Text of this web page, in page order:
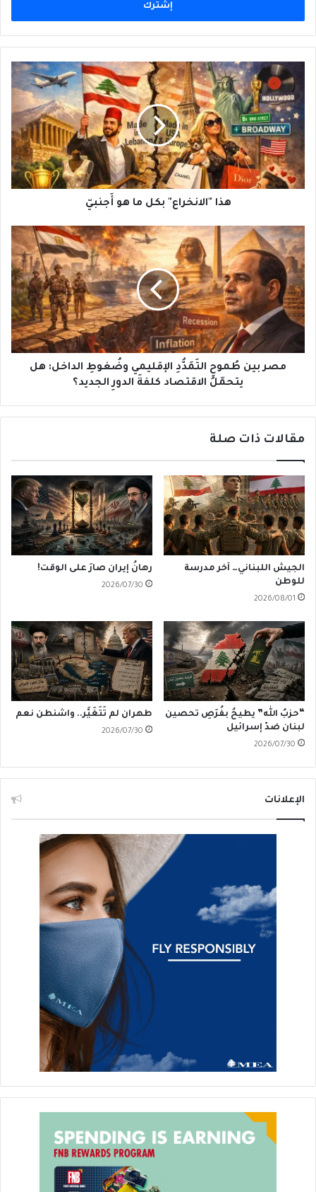
"الانخراع"
بكل
ما
أَجنبيّ
هذا "الانخراع" بكل ما هو أَجنبيّ
مصر
بين
طُموحِ
التَمَدُّدِ
الإقليمي
وضُغوطِ
الداخل:
هل
يتحمّلُ
الاقتصادمصر بين طُموحِ التَمَدُّدِ الإقليمي وضُغوطِ الداخل: هل
يتحمّلُ الاقتصاد كلفةَ الدورِ الجديد؟
مقالات ذات صلة
الجيش اللبناني… آخر مدرسة
للوطن
2026/08/01
رهانُ إيران صارَ على الوقت!
2026/07/30
“حزبُ الله” يطيحُ بفُرَصِ تحصين
لبنان ضدّ إسرائيل
2026/07/30
طهران لم تَتَغَيَّر.. واشنطن نعم
2026/07/30
الإعلانات